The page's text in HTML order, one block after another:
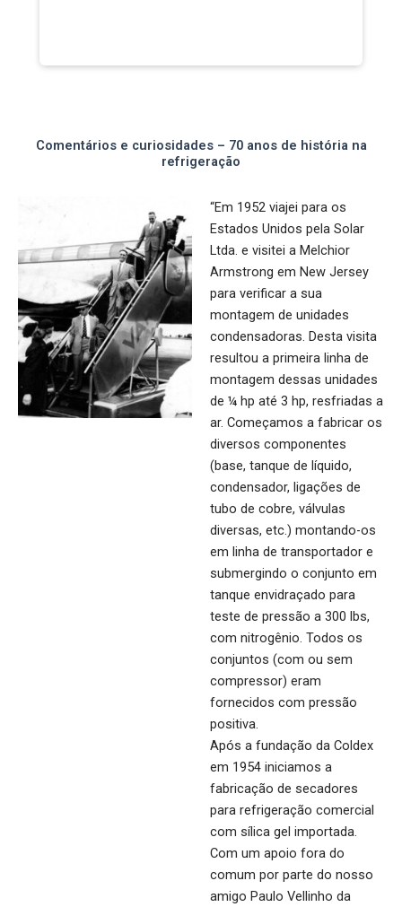
Comentários e curiosidades – 70 anos de história na
refrigeração
“Em 1952 viajei para os
Estados Unidos pela Solar
Ltda. e visitei a Melchior
Armstrong em New Jersey
para verificar a sua
montagem de unidades
condensadoras. Desta visita
resultou a primeira linha de
montagem dessas unidades
de ¼ hp até 3 hp, resfriadas a
ar. Começamos a fabricar os
diversos componentes
(base, tanque de líquido,
condensador, ligações de
tubo de cobre, válvulas
diversas, etc.) montando-os
em linha de transportador e
submergindo o conjunto em
tanque envidraçado para
teste de pressão a 300 lbs,
com nitrogênio. Todos os
conjuntos (com ou sem
compressor) eram
fornecidos com pressão
positiva.
Após a fundação da Coldex
em 1954 iniciamos a
fabricação de secadores
para refrigeração comercial
com sílica gel importada.
Com um apoio fora do
comum por parte do nosso
amigo Paulo Vellinho da